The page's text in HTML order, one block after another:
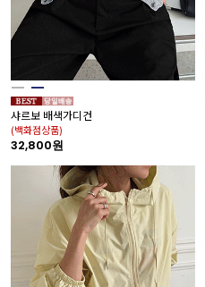
샤르보 배색가디건
(백화점상품)
32,800원